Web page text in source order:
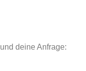
deine Anfrage: